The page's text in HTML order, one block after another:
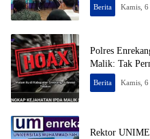
Berita Kamis, 6
Polres
Malik: Tak
Berita Kamis, 6
Rektor